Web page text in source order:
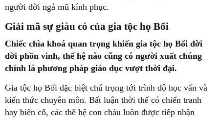
người đời ngả mũ kính phục.
Giải mã sự giàu có của gia tộc họ Bối
Chiếc chìa khoá quan trọng khiến gia tộc họ Bối đời
đời phồn vinh, thế hệ nào cũng có người xuất chúng
chính là phương pháp giáo dục vượt thời đại.
Gia tộc họ Bối đặc biệt chú trọng tới trình độ học vấn và
kiến thức chuyên môn. Bất luận thời thế có chiến tranh
hay biến cố, các thế hệ con cháu luôn được tiếp nhận